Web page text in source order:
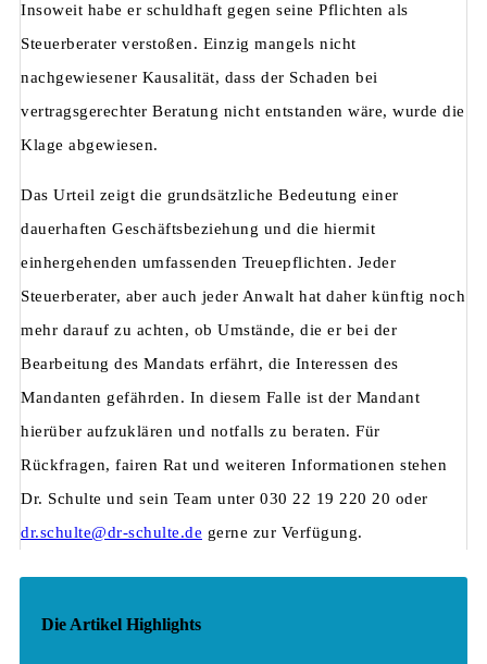
Insoweit habe er schuldhaft gegen seine Pflichten als
Steuerberater verstoßen. Einzig mangels nicht
nachgewiesener Kausalität, dass der Schaden bei
vertragsgerechter Beratung nicht entstanden wäre, wurde die
Klage abgewiesen.
Das Urteil zeigt die grundsätzliche Bedeutung einer
dauerhaften Geschäftsbeziehung und die hiermit
einhergehenden umfassenden Treuepflichten. Jeder
Steuerberater, aber auch jeder Anwalt hat daher künftig noch
mehr darauf zu achten, ob Umstände, die er bei der
Bearbeitung des Mandats erfährt, die Interessen des
Mandanten gefährden. In diesem Falle ist der Mandant
hierüber aufzuklären und notfalls zu beraten. Für
Rückfragen, fairen Rat und weiteren Informationen stehen
Dr. Schulte und sein Team unter 030 22 19 220 20 oder
dr.schulte@dr-schulte.de gerne zur Verfügung.
Die Artikel Highlights